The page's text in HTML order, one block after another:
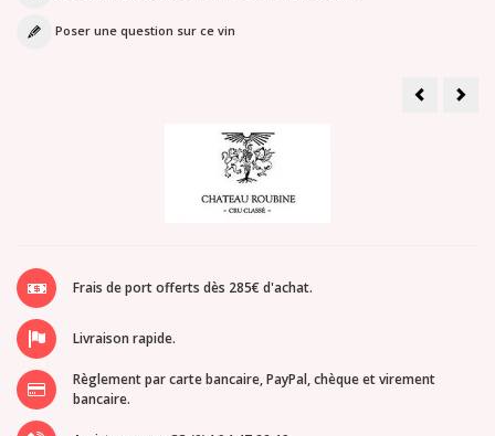
Poser une question sur ce vin
Domaine
Frais de port offerts dès 285€ d'achat.
Livraison rapide.
Règlement par carte bancaire, PayPal, chèque et virement
bancaire.